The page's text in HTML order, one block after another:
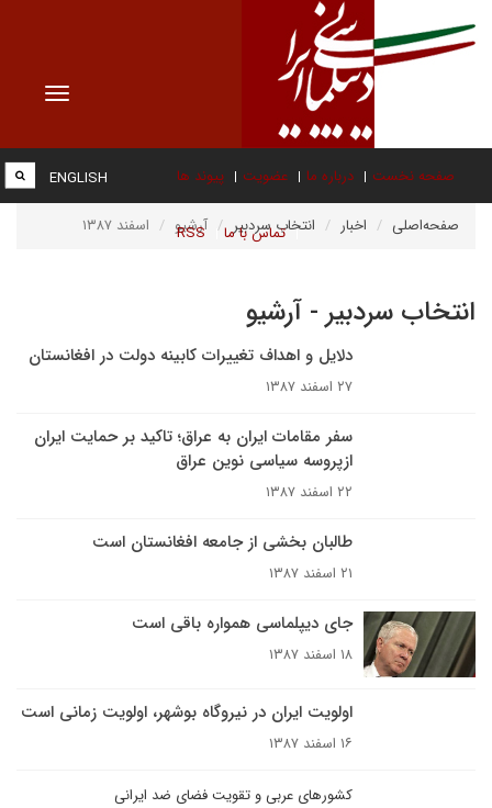
Toggle
صفحه نخست درباره ما عضویت پیوند ها
تماس با ما RSS
ENGLISH
صفحه‌اصلی اخبار انتخاب سردبیر آرشیو اسفند ۱۳۸۷
انتخاب سردبیر - آرشیو
دلایل و اهداف تغییرات کابینه دولت در افغانستان
۲۷ اسفند ۱۳۸۷
سفر مقامات ایران به عراق؛ تاکید بر حمایت ایران
ازپروسه سیاسی نوین عراق
۲۲ اسفند ۱۳۸۷
طالبان بخشی از جامعه افغانستان است
۲۱ اسفند ۱۳۸۷
جای دیپلماسی همواره باقی است
۱۸ اسفند ۱۳۸۷
اولویت ایران در نیروگاه بوشهر، اولویت زمانی است
۱۶ اسفند ۱۳۸۷
کشورهای عربی و تقویت فضای ضد ایرانی